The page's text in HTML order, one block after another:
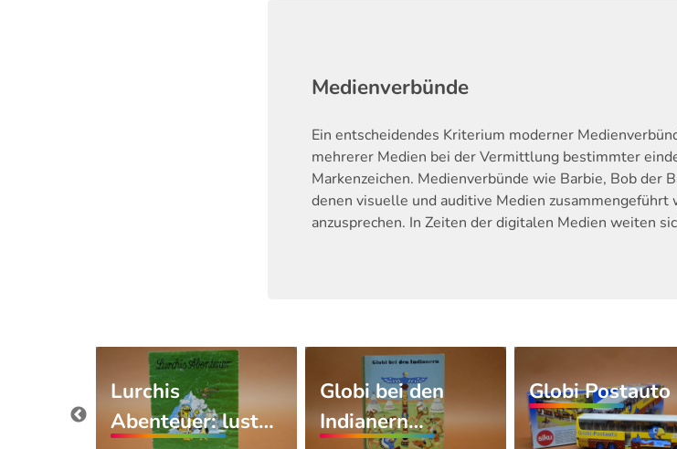
Medienverbünde
Ein entscheidendes Kriterium moderner
mehrerer Medien bei der Vermittlung bestimmter
Markenzeichen. Medienverbünde wie Barbie, Bob
denen visuelle und auditive Medien
anzusprechen. In Zeiten der digitalen Medien weiten
Lurchis
Abenteuer: lust…
Globi bei den
Indianern…
Globi Postauto